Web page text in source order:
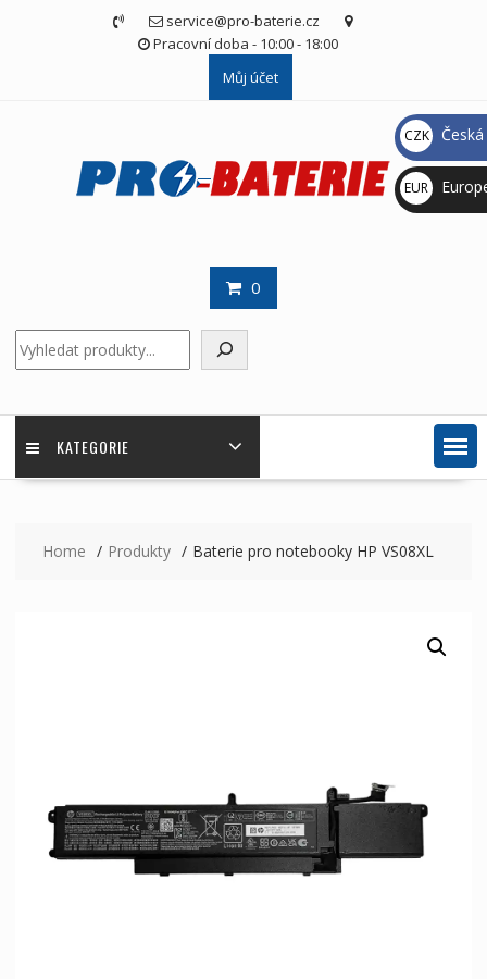
service@pro-baterie.cz
Pracovní doba - 10:00 - 18:00
Můj účet
0
KATEGORIE
Home Produkty Baterie pro notebooky HP VS08XL
CZK
Kč
EUR
€